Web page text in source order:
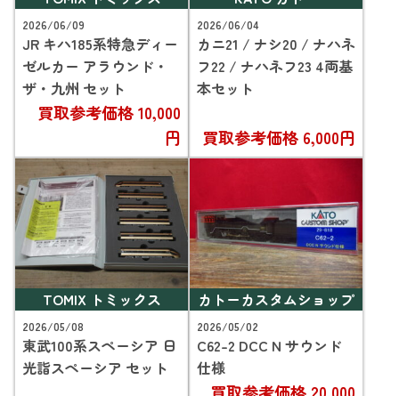
2026/06/09
JR キハ185系特急ディー
ゼルカー アラウンド・
ザ・九州 セット
買取参考価格10,000
円
2026/06/04
カニ21 / ナシ20 / ナハネ
フ22 / ナハネフ23 4両基
本セット
買取参考価格 6,000円
TOMIX トミックス
2026/05/08
東武100系スペーシア 日
光詣スペーシア セット
カトーカスタムショップ
2026/05/02
C62-2 DCC N サウンド
仕様
買取参考価格 20,000